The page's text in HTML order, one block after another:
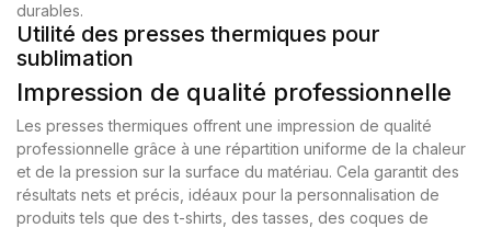
durables.
Utilité des presses thermiques pour
sublimation
Impression de qualité professionnelle
Les presses thermiques offrent une impression de qualité
professionnelle grâce à une répartition uniforme de la chaleur
et de la pression sur la surface du matériau. Cela garantit des
résultats nets et précis, idéaux pour la personnalisation de
produits tels que des t-shirts, des tasses, des coques de